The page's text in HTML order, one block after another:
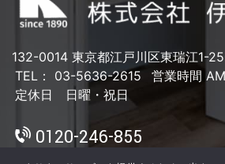
132-0014 東京都江戸川区東瑞江1-
TEL： 03-5636-2615
営業時間
定休日 日曜・祝日
0120-246-855